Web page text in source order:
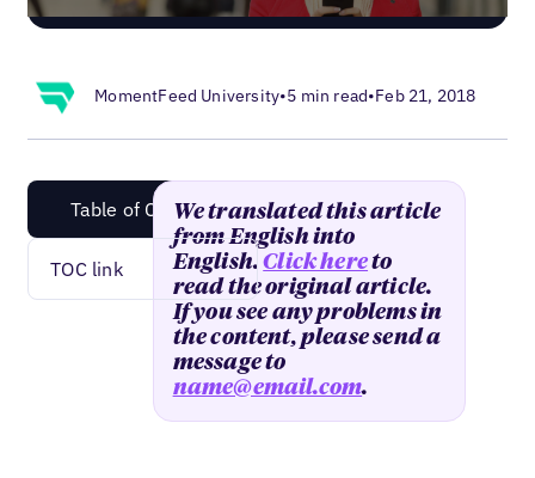
MomentFeed University•5 min read•Feb 21, 2018
Table of Content
TOC link
We translated this article
from English into
English.Click hereto
read the original article.
If you see any problems in
the content, please send a
message to
name@email.com.